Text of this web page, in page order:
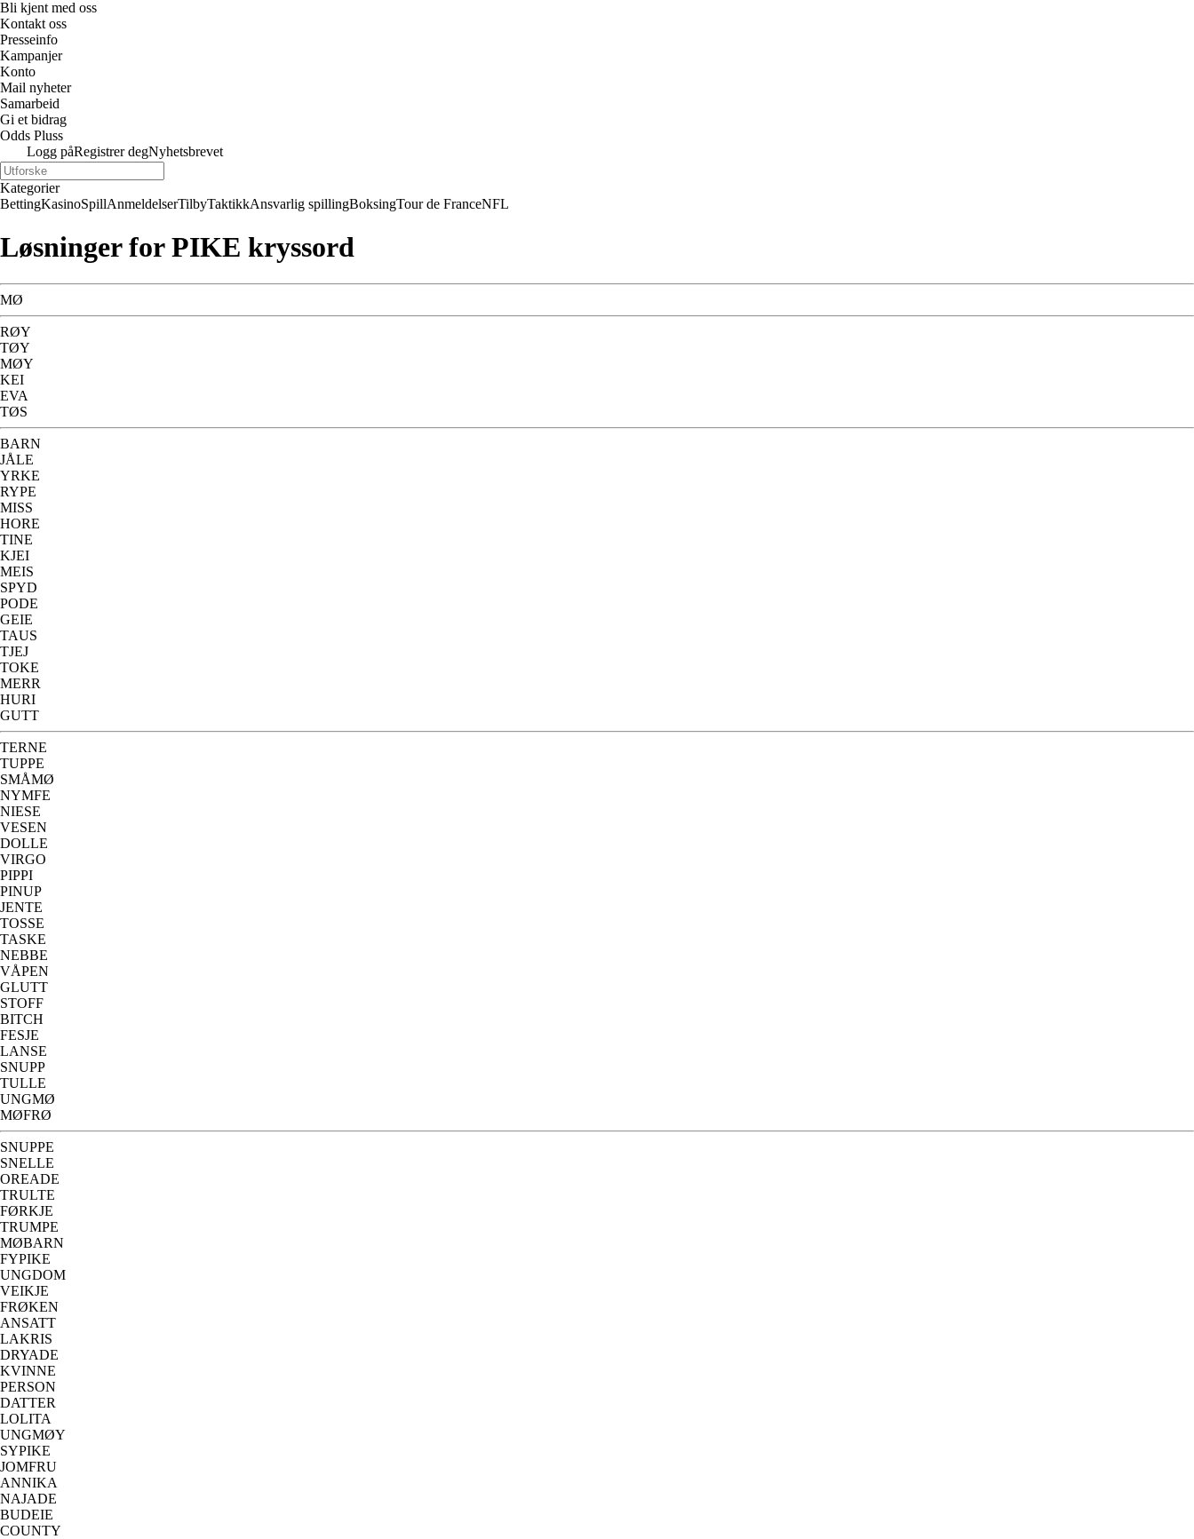
Bli kjent med oss
Kontakt oss
Presseinfo
Kampanjer
Konto
Mail nyheter
Samarbeid
Gi et bidrag
Odds Pluss
Logg påRegistrer degNyhetsbrevet
Kategorier
BettingKasinoSpillAnmeldelserTilbyTaktikkAnsvarlig spillingBoksingTour de FranceNFL
Løsninger for PIKE kryssord
MØ
RØY
TØY
MØY
KEI
EVA
TØS
BARN
JÅLE
YRKE
RYPE
MISS
HORE
TINE
KJEI
MEIS
SPYD
PODE
GEIE
TAUS
TJEJ
TOKE
MERR
HURI
GUTT
TERNE
TUPPE
SMÅMØ
NYMFE
NIESE
VESEN
DOLLE
VIRGO
PIPPI
PINUP
JENTE
TOSSE
TASKE
NEBBE
VÅPEN
GLUTT
STOFF
BITCH
FESJE
LANSE
SNUPP
TULLE
UNGMØ
MØFRØ
SNUPPE
SNELLE
OREADE
TRULTE
FØRKJE
TRUMPE
MØBARN
FYPIKE
UNGDOM
VEIKJE
FRØKEN
ANSATT
LAKRIS
DRYADE
KVINNE
PERSON
DATTER
LOLITA
UNGMØY
SYPIKE
JOMFRU
ANNIKA
NAJADE
BUDEIE
COUNTY